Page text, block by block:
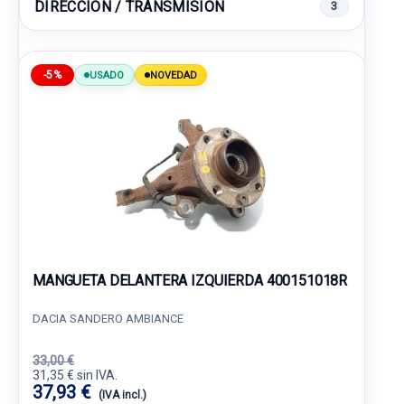
DIRECCION / TRANSMISION 3
-5% USADO NOVEDAD
MANGUETA DELANTERA IZQUIERDA 400151018R
DACIA SANDERO AMBIANCE
33,00 €
31,35 € sin IVA.
37,93 € (IVA incl.)